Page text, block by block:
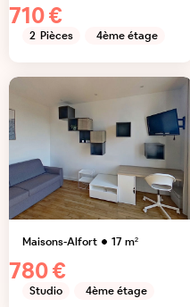
710 €
2 Pièces 4ème étage
Maisons-Alfort 17m²
780 €
Studio 4ème étage